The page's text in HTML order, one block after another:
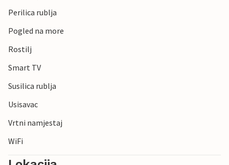
Perilica rublja
Pogled na more
Rostilj
Smart TV
Susilica rublja
Usisavac
Vrtni namjestaj
WiFi